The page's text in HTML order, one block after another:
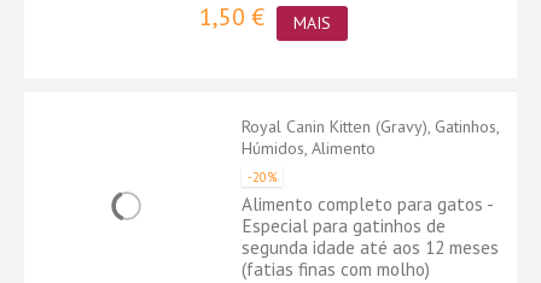
1,50 € MAIS
Royal Canin Kitten (Gravy), Gatinhos,
Húmidos, Alimento
-20%
Alimento completo para gatos -
Especial para gatinhos de
segunda idade até aos 12 meses
(fatias finas com molho)